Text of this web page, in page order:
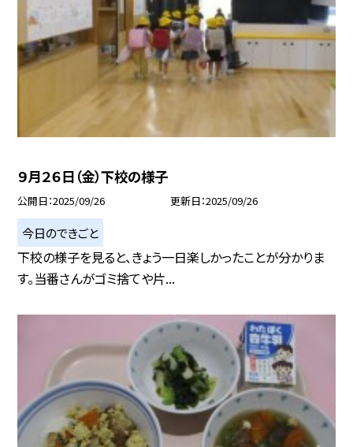
９月２６日（金）下校の様子
公開日 2025/09/26 更新日 2025/09/26
今日のできごと
下校の様子を見ると、きょう一日楽しかったことが分かりま
す。当番さんがゴミ捨てや片...